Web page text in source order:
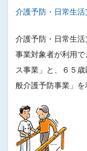
介護予防・日常生
介護予防・日常生
事業対象者が利用
ス事業」と、６５
般介護予防事業」を